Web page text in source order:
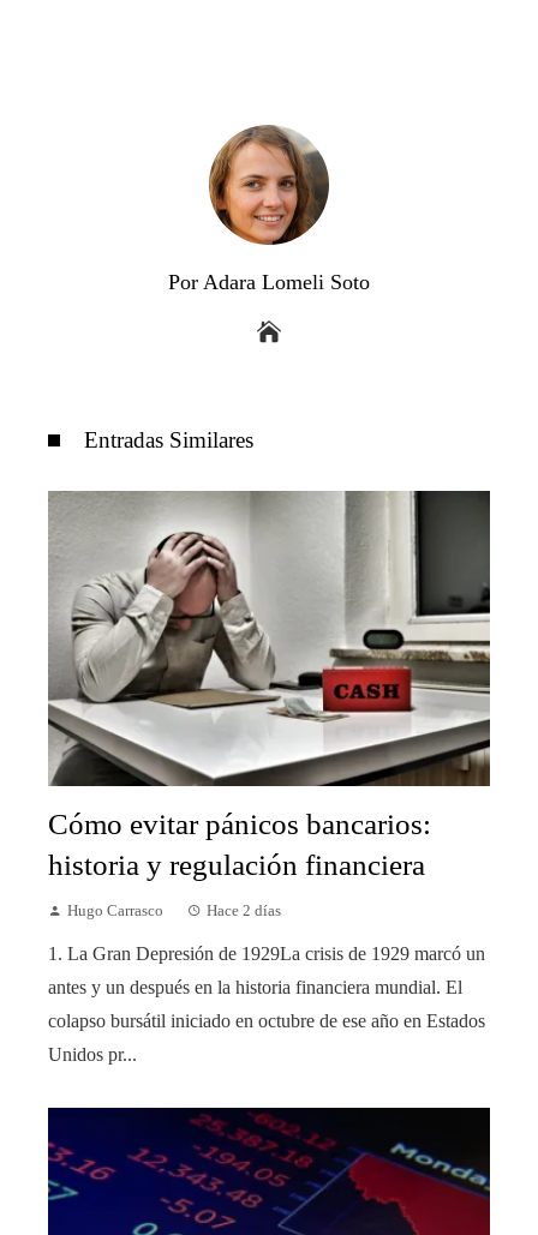
Por Adara Lomeli Soto
Entradas Similares
Cómo evitar pánicos bancarios:
historia y regulación financiera
Hugo Carrasco Hace 2 días
1. La Gran Depresión de 1929La crisis de 1929 marcó un
antes y un después en la historia financiera mundial. El
colapso bursátil iniciado en octubre de ese año en Estados
Unidos pr...